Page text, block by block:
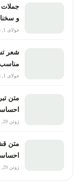
جملات
و
انسان
جولای 1, 2026
شعر
جولای 1, 2026
متن
ژوئن 29, 2026
متن
ژوئن 29, 2026